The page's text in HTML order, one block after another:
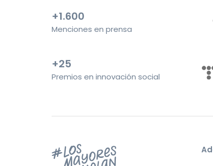
+1.600
Menciones en prensa
+25
Premios en innovación social